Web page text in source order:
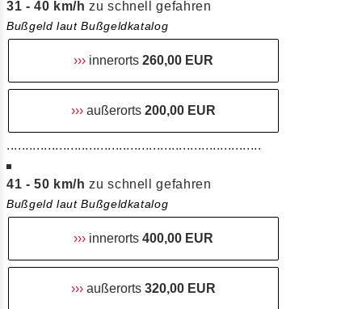
31 - 40 km/h zu schnell gefahren
Bußgeld laut Bußgeldkatalog
››› innerorts 260,00 EUR
››› außerorts 200,00 EUR
....................................................................
41 - 50 km/h zu schnell gefahren
Bußgeld laut Bußgeldkatalog
››› innerorts 400,00 EUR
››› außerorts 320,00 EUR